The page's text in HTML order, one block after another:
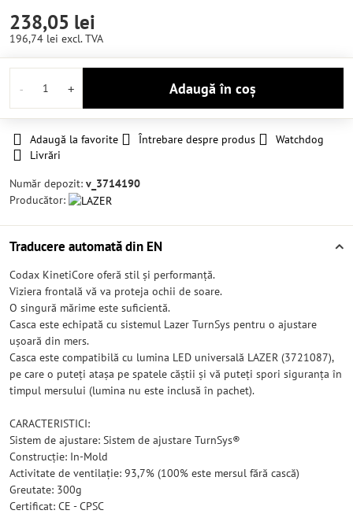
238,05 lei
196,74 lei excl. TVA
Adaugă în coș
Adaugă la favorite Întrebare despre produs
Watchdog
Livrări
Număr depozit: v_3714190
Producător:
Traducere automată din EN
Codax KinetiCore oferă stil și performanță.
Viziera frontală vă va proteja ochii de soare.
O singură mărime este suficientă.
Casca este echipată cu sistemul Lazer TurnSys pentru o ajustare
ușoară din mers.
Casca este compatibilă cu lumina LED universală LAZER (3721087),
pe care o puteți atașa pe spatele căștii și vă puteți spori siguranța în
timpul mersului (lumina nu este inclusă în pachet).
CARACTERISTICI:
Sistem de ajustare: Sistem de ajustare TurnSys®
Construcție: In-Mold
Activitate de ventilație: 93,7% (100% este mersul fără cască)
Greutate: 300g
Certificat: CE - CPSC